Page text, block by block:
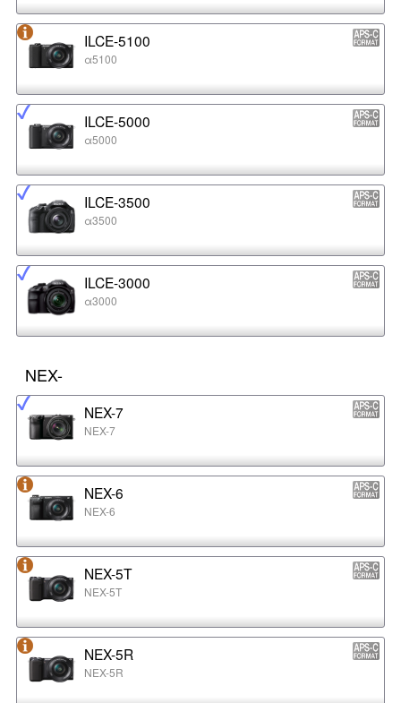
ILCE-5100
α5100
ILCE-5000
α5000
ILCE-3500
α3500
ILCE-3000
α3000
NEX-
NEX-7
NEX-7
NEX-6
NEX-6
NEX-5T
NEX-5T
NEX-5R
NEX-5R